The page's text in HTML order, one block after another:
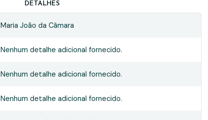
DETALHES
Maria João da Câmara
Nenhum detalhe adicional fornecido.
Nenhum detalhe adicional fornecido.
Nenhum detalhe adicional fornecido.